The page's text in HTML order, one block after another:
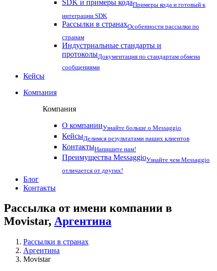
SDK и примеры кодаПримеры кода и готовый к
интеграции SDK
Рассылки в странахОсобенности рассылки по
странам
Индустриальные стандарты и
протоколыДокументация по стандартам обмена
сообщениями
Кейсы
Компания
Компания
О компанииУзнайте больше о Messaggio
КейсыДелимся результатами наших клиентов
КонтактыНапишите нам!
Преимущества MessaggioУзнайте чем Messaggio
отличается от других!
Блог
Контакты
Рассылка от имени компании в
Movistar, Аргентина
Рассылки в странах
Аргентина
Movistar